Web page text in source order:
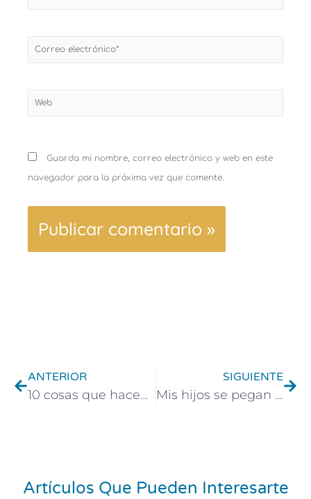
Correo
electrónico*
Web
Guarda mi nombre, correo electrónico y web en este
navegador para la próxima vez que comente.
ANTERIOR
10 cosas que hacen los buenos tíos con sus sobrinos
SIGUIENTE
Mis hijos se pegan mucho: cómo actuar con ellos
Artículos Que Pueden Interesarte